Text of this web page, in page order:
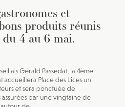
et
produits réunis
4 au 6 mai.
Gérald Passedat, la 4ème
Place des Lices un
et sera ponctuée de
par une vingtaine de